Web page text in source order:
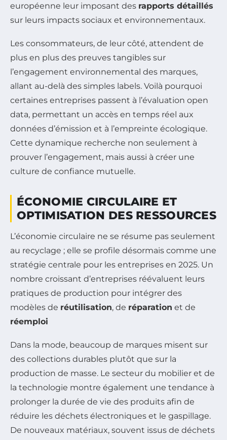
européenne leur imposant des rapports détaillés
sur leurs impacts sociaux et environnementaux.
Les consommateurs, de leur côté, attendent de
plus en plus des preuves tangibles sur
l’engagement environnemental des marques,
allant au-delà des simples labels. Voilà pourquoi
certaines entreprises passent à l’évaluation open
data, permettant un accès en temps réel aux
données d’émission et à l’empreinte écologique.
Cette dynamique recherche non seulement à
prouver l’engagement, mais aussi à créer une
culture de confiance mutuelle.
ÉCONOMIE CIRCULAIRE ET
OPTIMISATION DES RESSOURCES
L’économie circulaire ne se résume pas seulement
au recyclage ; elle se profile désormais comme une
stratégie centrale pour les entreprises en 2025. Un
nombre croissant d’entreprises réévaluent leurs
pratiques de production pour intégrer des
modèles de réutilisation, de réparation et de
réemploi
Dans la mode, beaucoup de marques misent sur
des collections durables plutôt que sur la
production de masse. Le secteur du mobilier et de
la technologie montre également une tendance à
prolonger la durée de vie des produits afin de
réduire les déchets électroniques et le gaspillage.
De nouveaux matériaux, souvent issus de déchets